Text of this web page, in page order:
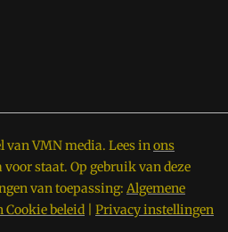
van VMN media. Lees inons
staat. Op gebruik van deze
van toepassing: Algemene
Cookie beleid Privacy instellingen